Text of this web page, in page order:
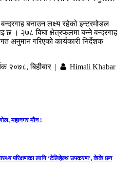
बनाउन लक्ष्य रहेको इन्टरमोडल
छ । २७८ बिघा क्षेत्रफलमा बन्ने बन्दरगाह
अनुमान गरिएको कार्यकारी निर्देशक
२०७८, बिहीबार | Himali Khabar
महानगर मौन !
परिक्षणका लागि ‘टेलिहेल्थ उपकरण’, केके छन